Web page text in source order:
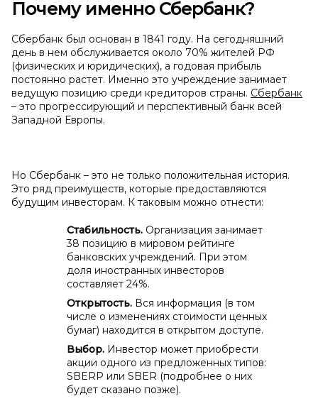
Почему именно Сбербанк?
Сбербанк был основан в 1841 году. На сегодняшний
день в нем обслуживается около 70% жителей РФ
(физических и юридических), а годовая прибыль
постоянно растет. Именно это учреждение занимает
ведущую позицию среди кредиторов страны. Сбербанк
– это прогрессирующий и перспективный банк всей
Западной Европы.
Но Сбербанк – это не только положительная история.
Это ряд преимуществ, которые предоставляются
будущим инвесторам. К таковым можно отнести:
Стабильность. Организация занимает
38 позицию в мировом рейтинге
банковских учреждений. При этом
доля иностранных инвесторов
составляет 24%.
Открытость. Вся информация (в том
числе о изменениях стоимости ценных
бумаг) находится в открытом доступе.
Выбор. Инвестор может приобрести
акции одного из предложенных типов:
SBERP или SBER (подробнее о них
будет сказано позже).